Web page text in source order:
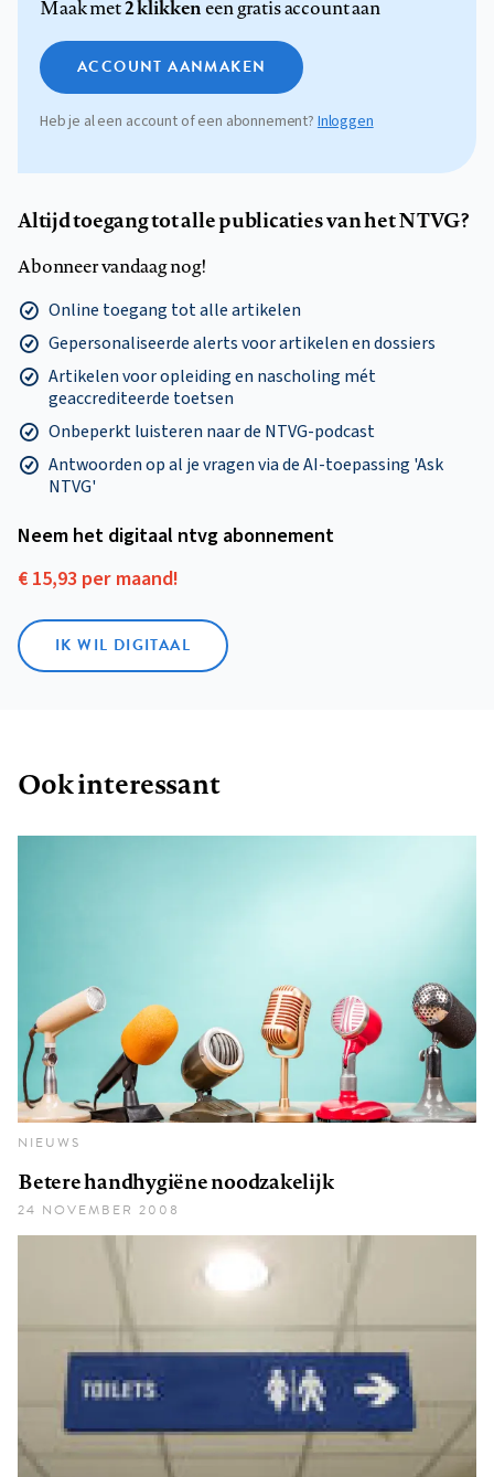
Maak met2 klikkeneen gratis account aan
ACCOUNT AANMAKEN
Heb je al een account of een abonnement? Inloggen
Altijd toegang tot alle publicaties van het NTVG?
Abonneer vandaag nog!
Online toegang tot alle artikelen
Gepersonaliseerde alerts voor artikelen en dossiers
Artikelen voor opleiding en nascholing mét
geaccrediteerde toetsen
Onbeperkt luisteren naar de NTVG-podcast
Antwoorden op al je vragen via de AI-toepassing 'Ask
NTVG'
Neem het digitaal ntvg abonnement
€ 15,93 per maand!
IK WIL DIGITAAL
Ook interessant
NIEUWS
Betere handhygiëne noodzakelijk
24 NOVEMBER 2008